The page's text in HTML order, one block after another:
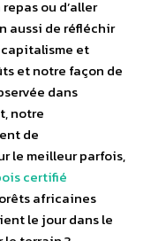
ou d’aller
aussi de réfléchir
et
et notre façon de
dans
notre
de
le meilleur parfois,
certifié
africaines
le jour dans le